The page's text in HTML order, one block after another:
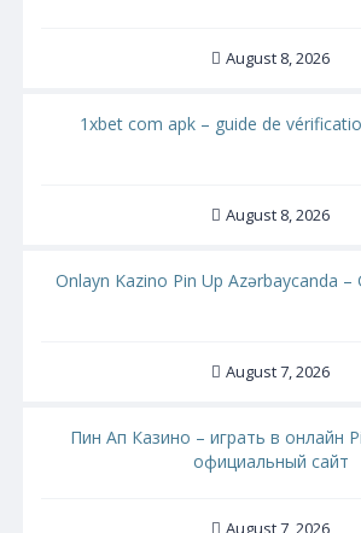
August 8, 2026
1xbet com apk – guide de
August 8, 2026
Onlayn Kazino Pin Up Azərbaycanda –
August 7, 2026
Пин Ап Казино – играть в онлайн
официальный сайт
August 7, 2026